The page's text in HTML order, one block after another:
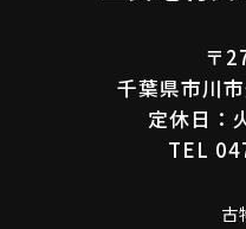
〒
千葉県市川
定休日：
TEL
古